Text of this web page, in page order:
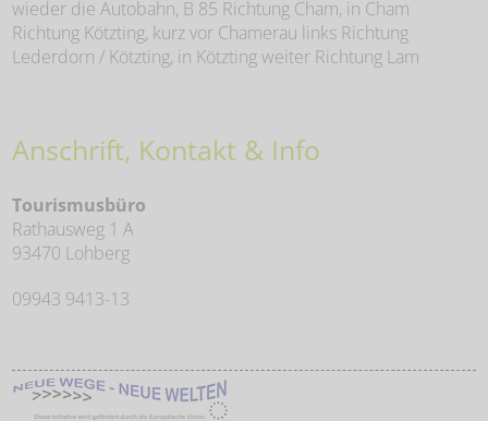
wieder die Autobahn, B 85 Richtung Cham, in Cham
Richtung Kötzting, kurz vor Chamerau links Richtung
Lederdorn / Kötzting, in Kötzting weiter Richtung Lam
Anschrift, Kontakt & Info
Tourismusbüro
Rathausweg 1 A
93470 Lohberg
09943 9413-13